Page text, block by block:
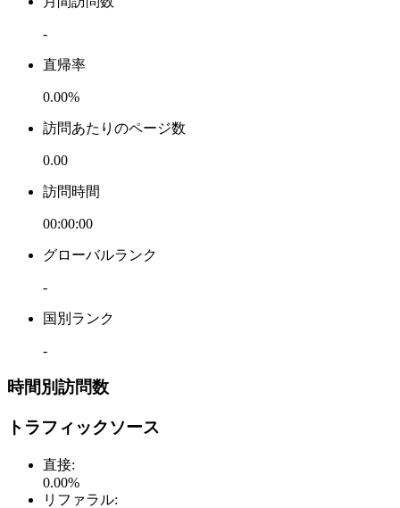
-
直帰率
0.00%
訪問あたりのページ数
0.00
訪問時間
00:00:00
グローバルランク
-
国別ランク
-
時間別訪問数
トラフィックソース
直接:
0.00%
リファラル: